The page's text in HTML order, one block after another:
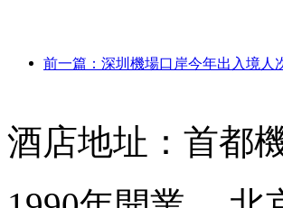
酒店地址：首都